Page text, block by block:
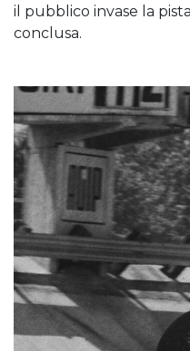
il pubblico invase la
conclusa.